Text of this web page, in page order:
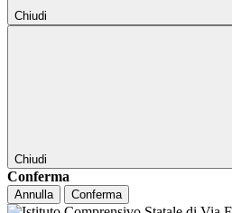
Chiudi
Chiudi
Conferma
Annulla Conferma